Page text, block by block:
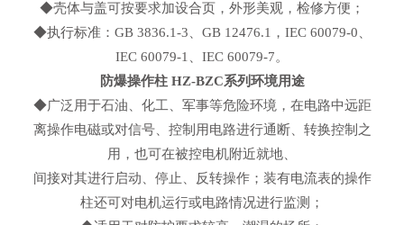
◆壳体与盖可按要求加设合页，外形美观，检修方便；
◆执行标准：GB 3836.1-3、GB 12476.1，IEC 60079-0、
IEC 60079-1、IEC 60079-7。
防爆操作柱 HZ-BZC系列环境用途
◆广泛用于石油、化工、军事等危险环境，在电路中远距
离操作电磁或对信号、控制用电路进行通断、转换控制之
用，也可在被控电机附近就地、
间接对其进行启动、停止、反转操作；装有电流表的操作
柱还可对电机运行或电路情况进行监测；